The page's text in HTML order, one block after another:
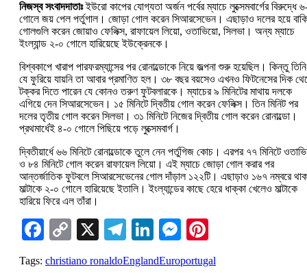
নিজস্ব সংবাদদাতাঃইউরো কাপের যোগ্যতা অর্জন পর্বের ম্যাচে লুক্সেমবার্গের বিরুদ্ধে
গোলে জয় পেল পর্তুগাল। জোড়া গোল করেন সিআরসেভেন। এছাড়াও দলের হয়ে বাকি
গোলগুলি করেন জোয়াও ফেলিক্স, রাফায়েল লিয়ো, ওতাভিয়ো, সিলভা। অন্য ম্যাচে
ইংল্যান্ড ২-০ গোলে হারিয়েছে ইউক্রেনকে।
বিশ্বকাপে খারাপ পারফরম্যান্সের পর রোনাল্ডোকে নিয়ে জল্পনা শুরু হয়েছিল। কিন্তু তিনি
যে ফুরিয়ে যায়নি তা আবার প্রমাণিত হল। ৩৮ বছর বয়সেও এখনও ফিটনেসের দিক
টক্কর দিতে পারেন যে কোনও তরুণ ফুটবলারকে। ম্যাচের ৯ মিনিটের মাথায় দলকে
এগিয়ে দেন সিআরসেভেন। ১৫ মিনিটে দ্বিতীয় গোল করেন ফেলিক্স। তিন মিনিট পর
দলের তৃতীয় গোল করেন সিলভা। ৩১ মিনিটে নিজের দ্বিতীয় গোল করেন রোনাল্ডো।
প্রথমার্ধেই ৪-০ গোলে পিছিয়ে পড়ে লুক্সেমবার্গ।
দ্বিতীয়ার্ধে ৬৬ মিনিটে রোনাল্ডোকে তুলে নেন পর্তুগিজ কোচ। এরপর ৭৭ মিনিটে
ও ৮৪ মিনিটে গোল করেন রাফায়েল লিয়ো। এই ম্যাচে জোড়া গোল করার পর
আন্তর্জাতিক ফুটবলে সিআরসেভেনের গোল দাঁড়াল ১২২টি। এছাড়াও ১৬৭ নম্বরে
মাল্টাকে ২-০ গোলে হারিয়েছে ইতালি। ইংল্যান্ডের কাছে হেরে ধাক্কা খেলেও মাল্টাকে
হারিয়ে ফিরে এল তাঁরা।
Facebook
Copy
Link
X Telegram
LinkedIn
Messenger
Tags: christiano ronaldoEnglandEuroportugal